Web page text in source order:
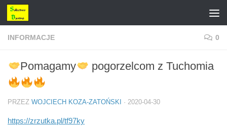
Przejdź do treści
INFORMACJE 0
Pomagamy pogorzelcom z Tuchomia
PRZEZ WOJCIECH KOZA-ZATOŃSKI · 2020-04-30
https://zrzutka.pl/tf97ky